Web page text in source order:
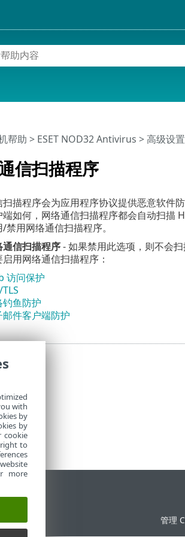
信扫描程序
帮助 > ESET NOD32 Antivirus >高级设置
扫描程序会为应用程序协议提供恶意软件
如何，网络通信扫描程序都会自动扫描
禁用网络通信扫描程序。
通信扫描程序- 如果禁用此选项，则不会扫
用网络通信扫描程序：
访问保护
钓鱼防护
邮件客户端防护
管理
with
by
by
cookie
to
more